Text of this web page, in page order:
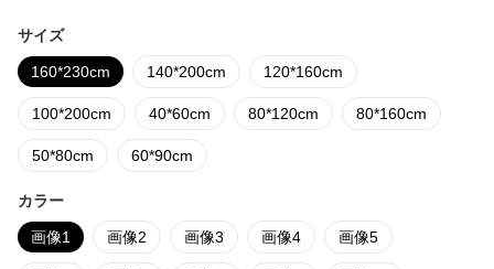
サイズ
160*230cm 140*200cm 120*160cm
100*200cm 40*60cm 80*120cm 80*160cm
50*80cm 60*90cm
カラー
画像1 画像2 画像3 画像4 画像5